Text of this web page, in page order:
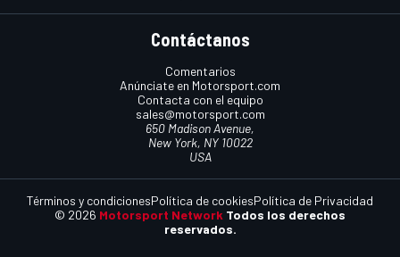
Contáctanos
Comentarios
Anúnciate en Motorsport.com
Contacta con el equipo
sales@motorsport.com
650 Madison Avenue,
New York, NY 10022
USA
© 2026 Motorsport Network Todos los derechos
reservados.
Términos y condicionesPolítica de cookiesPolítica de Privacidad